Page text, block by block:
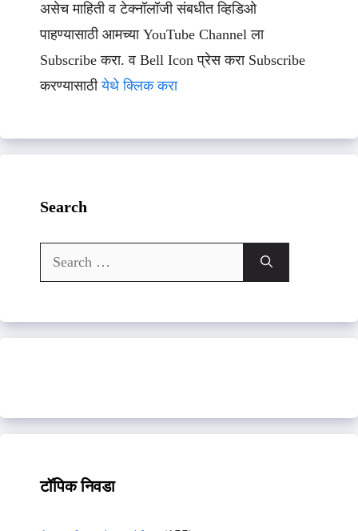
असेच माहिती व टेक्नॉलॉजी संबधीत व्हिडिओ
पाहण्यासाठी आमच्या YouTube Channel ला
Subscribe करा. व Bell Icon प्रेस करा Subscribe
करण्यासाठीयेथे क्लिक करा
Search
Search
for:
टॉपिक निवडा